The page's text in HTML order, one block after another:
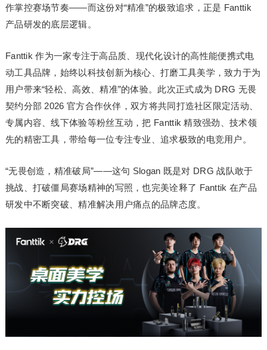
作掌控赛场节奏——而这份对“精准”的极致追求，正是 Fanttik
产品研发的底层逻辑。
Fanttik 作为一家专注于高品质、现代化设计的高性能便携式电
动工具品牌，始终以科技创新为核心、打磨工具美学，致力于为
用户带来“轻松、高效、精准”的体验。此次正式成为 DRG 无畏
契约分部 2026 官方合作伙伴，双方将共同打造社区限定活动、
专属内容、线下体验等粉丝互动，把 Fanttik 精致强劲、技术领
先的精密工具，带给每一位专注专业、追求极致的电竞用户。
“无畏创造，精准破局”——这句 Slogan 既是对 DRG 战队敢于
挑战、打破僵局赛场精神的写照，也完美诠释了 Fanttik 在产品
研发中不断突破、精准解决用户痛点的品牌态度。